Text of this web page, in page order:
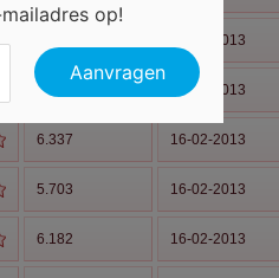
16-02-2013
15.408 16-02-2013
6.337 16-02-2013
5.703 16-02-2013
6.182 16-02-2013
op!